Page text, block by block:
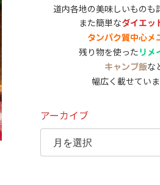
道内各地の美味しいものも
また簡単なダイエッ
タンパク質中心メ
残り物を使った リメ
キャンプ飯な
幅広く載せていま
アーカイブ